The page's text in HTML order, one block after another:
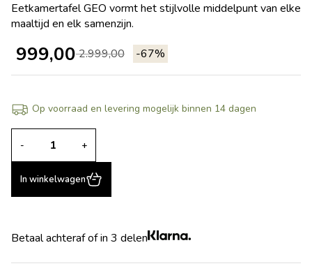
Eetkamertafel GEO vormt het stijlvolle middelpunt van elke
maaltijd en elk samenzijn.
-67%
2.999,00
999,00
Op voorraad en levering mogelijk binnen 14 dagen
- +
In winkelwagen
Betaal achteraf of in 3 delen